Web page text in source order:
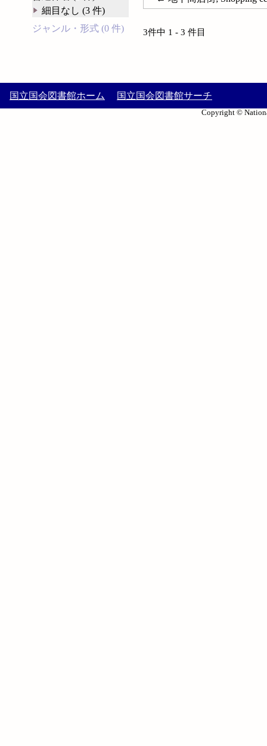
細目なし (3 件)
ジャンル・形式 (0 件)
3件中 1 - 3 件目
国立国会図書館ホーム 国立国会図書館サーチ
Copyright ©